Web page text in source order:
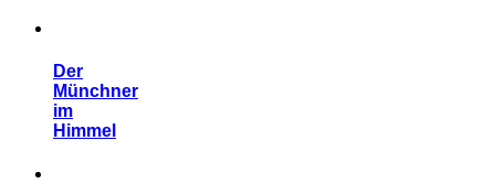
Der
Münchner
im
Himmel